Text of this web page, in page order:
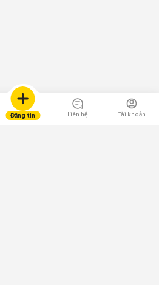
Đăng tin Liên hệ Tài khoản